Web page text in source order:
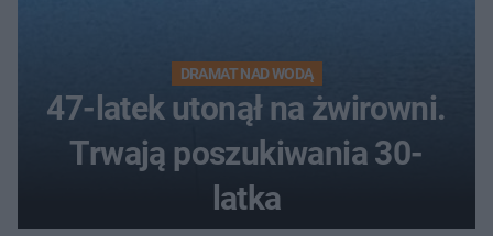
DRAMAT NAD WODĄ
47-latek utonął na żwirowni.
Trwają poszukiwania 30-
latka